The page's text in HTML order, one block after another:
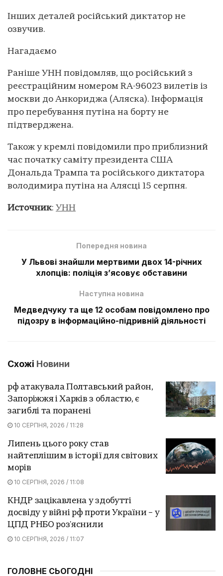
Інших деталей російський диктатор не
озвучив.
Нагадаємо
Раніше УНН повідомляв, що російський з
реєстраційним номером RA-96023 вилетів із
москви до Анкориджа (Аляска). Інформація
про перебування путіна на борту не
підтверджена.
Також у кремлі повідомили про приблизний
час початку саміту президента США
Дональда Трампа та російського диктатора
володимира путіна на Алясці 15 серпня.
Источник: УНН
Попередня новина
У Львові знайшли мертвими двох 14-річних
хлопців: поліція з’ясовує обставини
Наступна новина
Медведчуку та ще 12 особам повідомлено про
підозру в інформаційно-підривній діяльності
Схожі Новини
рф атакувала Полтавський район,
Запоріжжя і Харків з областю, є
загиблі та поранені
10 СЕРПНЯ, 2026 / 11:28
Липень цього року став
найтеплішим в історії для світових
морів
10 СЕРПНЯ, 2026 / 11:08
КНДР зацікавлена у здобутті
досвіду у війні рф проти України – у
ЦПД РНБО роз'яснили
10 СЕРПНЯ, 2026 / 11:07
ГОЛОВНЕ СЬОГОДНІ